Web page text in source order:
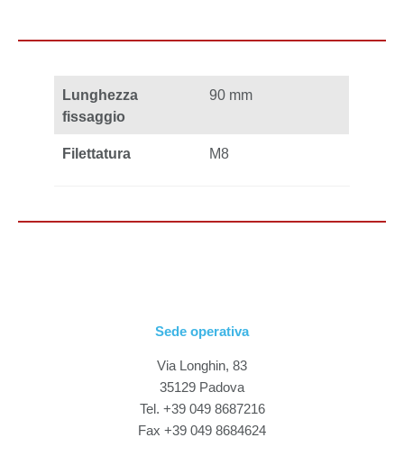
Lunghezza
fissaggio
90 mm
Filettatura M8
Sede operativa
Via Longhin, 83
35129 Padova
Tel. +39 049 8687216
Fax +39 049 8684624